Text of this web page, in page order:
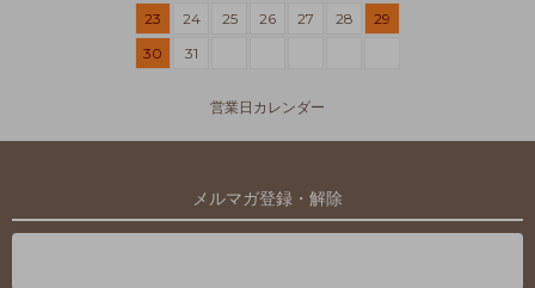
23
24 25 26 27 28
29
30
31
営業日カレンダー
メルマガ登録・解除